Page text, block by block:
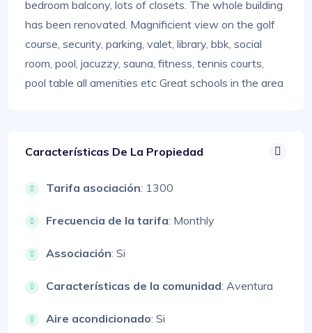
bedroom balcony, lots of closets. The whole building
has been renovated. Magnificient view on the golf
course, security, parking, valet, library, bbk, social
room, pool, jacuzzy, sauna, fitness, tennis courts,
pool table all amenities etc Great schools in the area
Características De La Propiedad
Tarifa asociación: 1300
Frecuencia de la tarifa: Monthly
Associación: Si
Características de la comunidad: Aventura
Aire acondicionado: Si